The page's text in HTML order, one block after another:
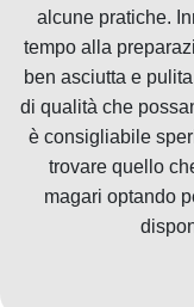
alcune pratiche.
tempo alla
ben asciutta e
di qualità che
è consigliabile
trovare quello
magari optando